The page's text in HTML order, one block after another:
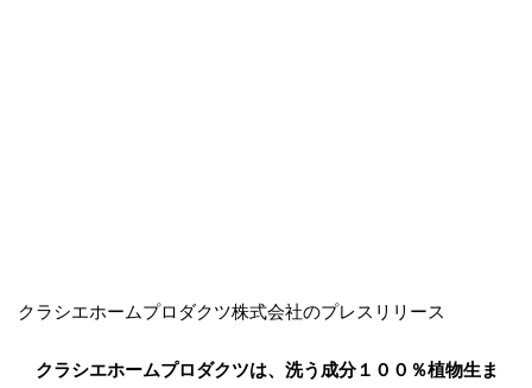
クラシエホームプロダクツ株式会社のプレスリリース
クラシエホームプロダクツは、洗う成分１００％植物生ま